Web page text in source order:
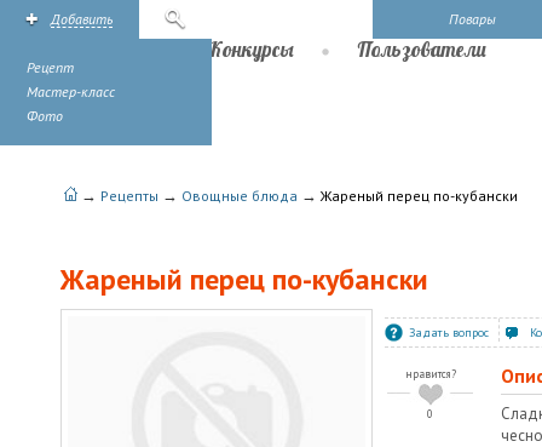
Повары
Добавить
Рецепт
Мастер-класс
Фото
Конкурсы Пользователи
→ Рецепты → Овощные блюда → Жареный перец по-кубански
Жареный перец по-кубански
Задать вопрос
нравится?
0